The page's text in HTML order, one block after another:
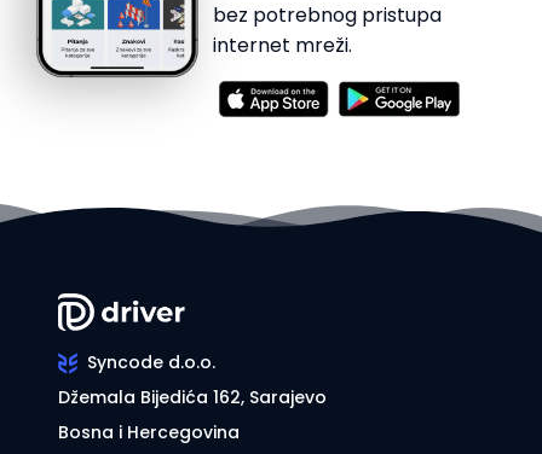
bez potrebnog pristupa
internet mreži.
Syncode d.o.o.
Džemala Bijedića 162, Sarajevo
Bosna i Hercegovina